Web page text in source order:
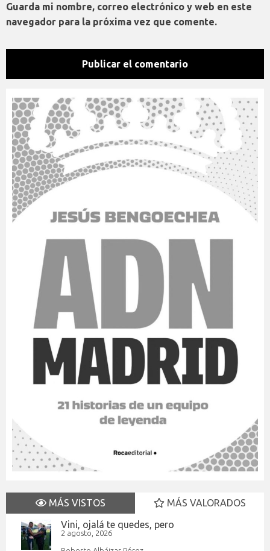
Guarda mi nombre, correo electrónico y web en este
navegador para la próxima vez que comente.
MÁS VISTOS
MÁS VALORADOS
Vini, ojalá te quedes, pero
2 agosto, 2026